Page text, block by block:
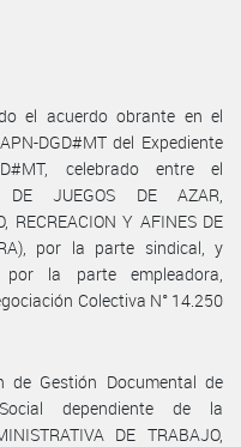
el acuerdo obrante en el
DGD#MT del Expediente
celebrado entre el
DE JUEGOS DE AZAR,
RECREACION Y AFINES DE
por la parte sindical, y
por la parte empleadora,
Colectiva N° 14.250
de Gestión Documental de
dependiente de la
DE TRABAJO,